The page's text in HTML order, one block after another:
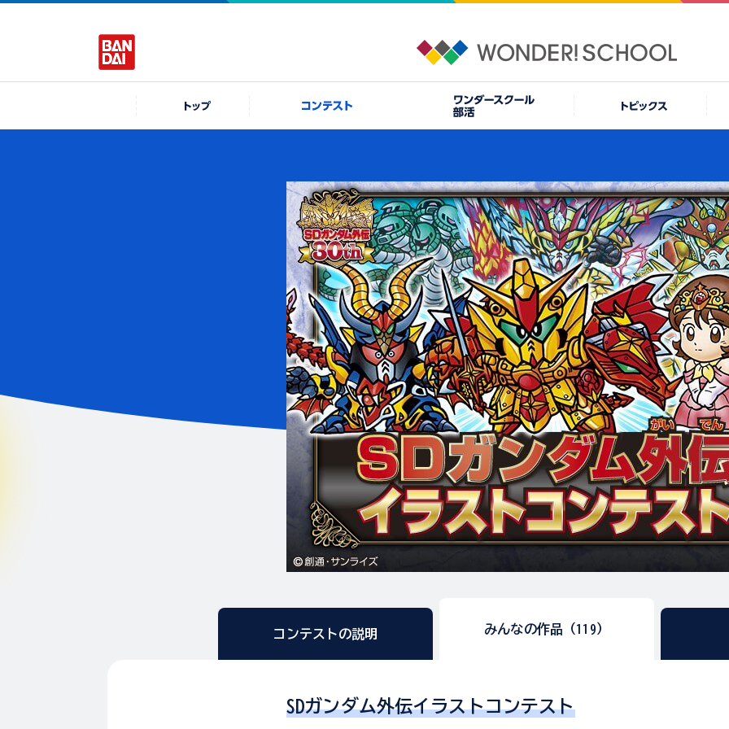
コンテストの説明 みんなの作品（119）
SDガンダム外伝イラストコンテスト